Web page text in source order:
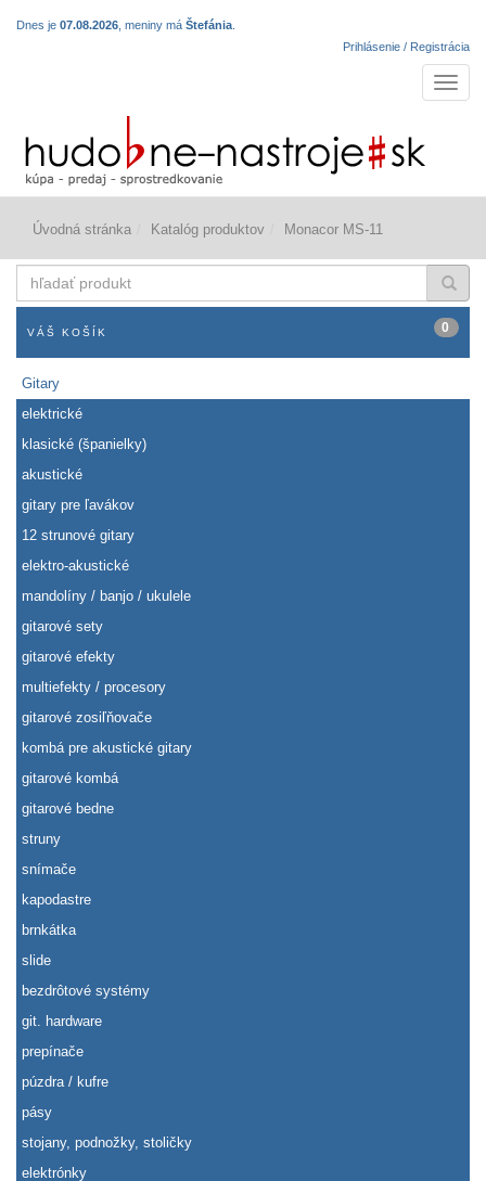
Dnes je 07.08.2026 , meniny má Štefánia
Prihlásenie / Registrácia
Úvodná stránka Katalóg produktov Monacor MS-11
produkt
VÁŠ KOŠÍK 0
Gitary
elektrické
klasické (španielky)
akustické
gitary pre ľavákov
12 strunové gitary
elektro-akustické
mandolíny / banjo / ukulele
gitarové sety
gitarové efekty
multiefekty / procesory
gitarové zosiľňovače
kombá pre akustické gitary
gitarové kombá
gitarové bedne
struny
snímače
kapodastre
brnkátka
slide
bezdrôtové systémy
git. hardware
prepínače
púzdra / kufre
pásy
stojany, podnožky, stoličky
elektrónky